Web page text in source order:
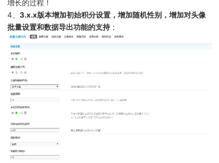
增长的过程！
4、 3.x.x版本增加初始积分设置，增加随机性别，增加对头像
批量设置和数据导出功能的支持；